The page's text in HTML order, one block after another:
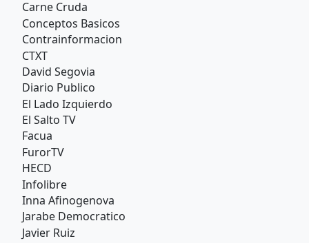
Carne Cruda
Conceptos Basicos
Contrainformacion
CTXT
David Segovia
Diario Publico
El Lado Izquierdo
El Salto TV
Facua
FurorTV
HECD
Infolibre
Inna Afinogenova
Jarabe Democratico
Javier Ruiz